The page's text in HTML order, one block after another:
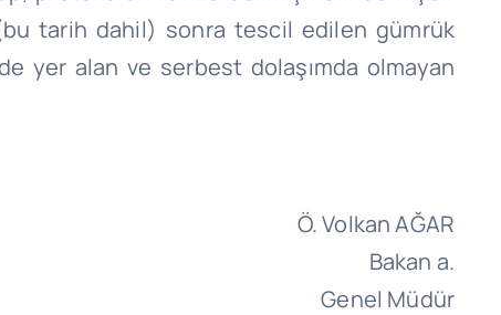
tarih dahil) sonra tescil edilen gümrük
yer alan ve serbest dolaşımda olmayan
Ö. Volkan AĞAR
Bakan a.
Genel Müdür